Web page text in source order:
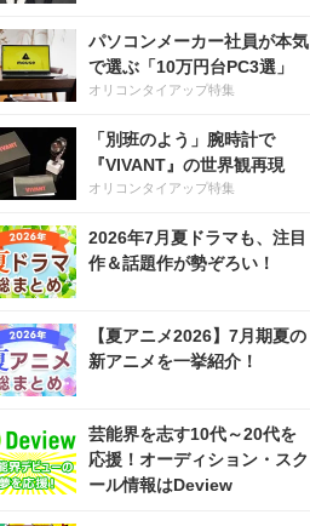
パソコンメーカー社員が本気
で選ぶ「10万円台PC3選」
オリコンタイアップ特集
「別班のよう」腕時計で
『VIVANT』の世界観再現
オリコンタイアップ特集
2026年7月夏ドラマも、注目
作＆話題作が勢ぞろい！
【夏アニメ2026】7月期夏の
新アニメを一挙紹介！
芸能界を志す10代～20代を
応援！オーディション・スク
ール情報はDeview